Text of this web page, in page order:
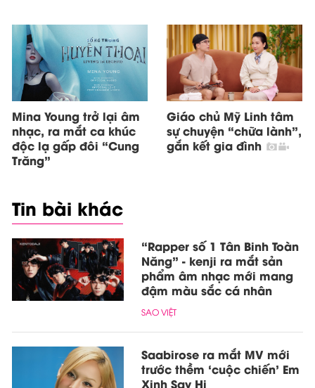
Mina Young trở lại âm
nhạc, ra mắt ca khúc
độc lạ gấp đôi “Cung
Trăng”
Giáo chủ Mỹ Linh tâm
sự chuyện “chữa lành”,
gắn kết gia đình
Tin bài khác
“Rapper số 1 Tân Binh Toàn
Năng” - kenji ra mắt sản
phẩm âm nhạc mới mang
đậm màu sắc cá nhân
SAO VIỆT
Saabirose ra mắt MV mới
trước thềm ‘cuộc chiến’ Em
Xinh Say Hi